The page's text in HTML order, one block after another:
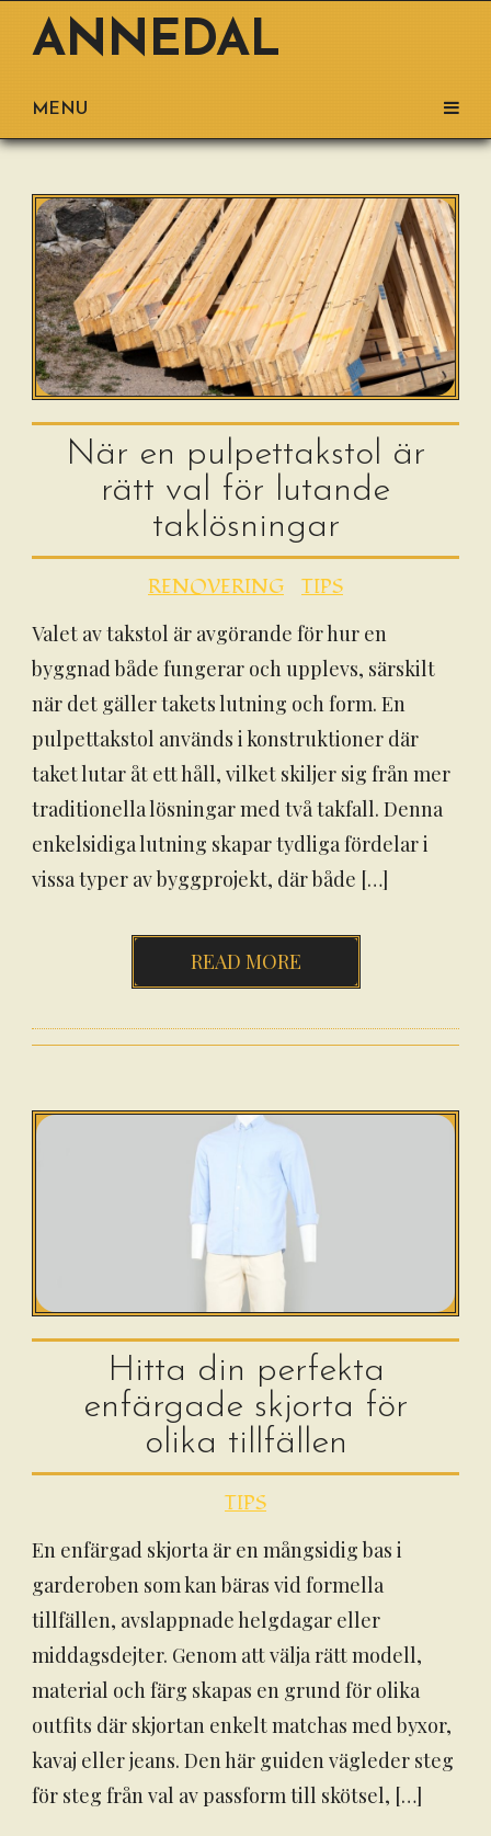
ANNEDAL
MENU
När en pulpettakstol är
rätt val för lutande
taklösningar
RENOVERING TIPS
Valet av takstol är avgörande för hur en
byggnad både fungerar och upplevs, särskilt
när det gäller takets lutning och form. En
pulpettakstol används i konstruktioner där
taket lutar åt ett håll, vilket skiljer sig från mer
traditionella lösningar med två takfall. Denna
enkelsidiga lutning skapar tydliga fördelar i
vissa typer av byggprojekt, där både […]
READ MORE
Hitta din perfekta
enfärgade skjorta för
olika tillfällen
TIPS
En enfärgad skjorta är en mångsidig bas i
garderoben som kan bäras vid formella
tillfällen, avslappnade helgdagar eller
middagsdejter. Genom att välja rätt modell,
material och färg skapas en grund för olika
outfits där skjortan enkelt matchas med byxor,
kavaj eller jeans. Den här guiden vägleder steg
för steg från val av passform till skötsel, […]